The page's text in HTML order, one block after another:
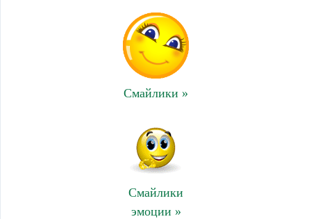
Смайлики »
Смайлики
эмоции »